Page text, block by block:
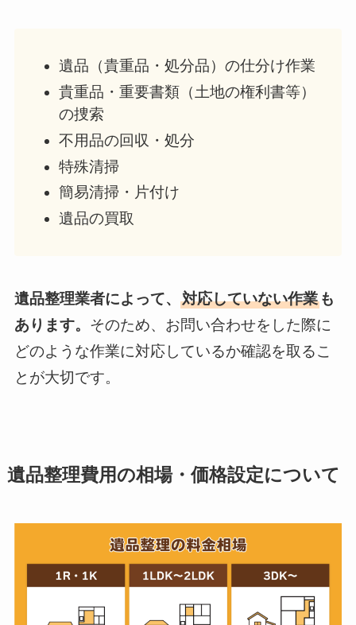
遺品（貴重品・処分品）の仕分け作業
貴重品・重要書類（土地の権利書等）
の捜索
不用品の回収・処分
特殊清掃
簡易清掃・片付け
遺品の買取
遺品整理業者によって、 対応していない作業も
あります。 そのため、お問い合わせをした際に
どのような作業に対応しているか確認を取るこ
とが大切です。
遺品整理費用の相場・価格設定について